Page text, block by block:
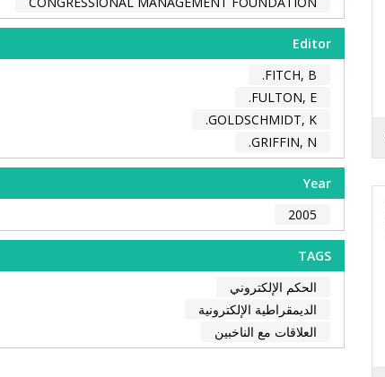
Editor
FITCH, B.
FULTON, E.
GOLDSCHMIDT, K.
GRIFFIN, N.
Year
2005
TAGS
الحكم الإلكتروني
الديمقراطية الإلكترونية
العلاقات مع الناخبين